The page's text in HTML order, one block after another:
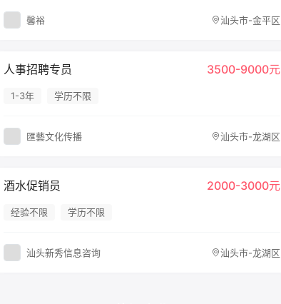
馨裕 汕头市-金平区
人事招聘专员 3500-9000元
1-3年 学历不限
匯藝文化传播 汕头市-龙湖区
酒水促销员 2000-3000元
经验不限 学历不限
汕头新秀信息咨询 汕头市-龙湖区